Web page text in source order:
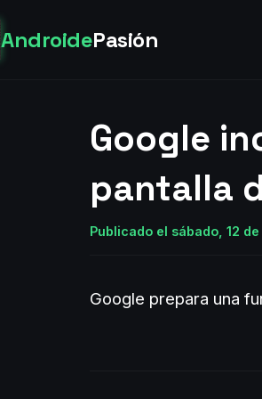
AndroidePasión
Google
pantalla
Publicado el sábado, 12
Google prepara una